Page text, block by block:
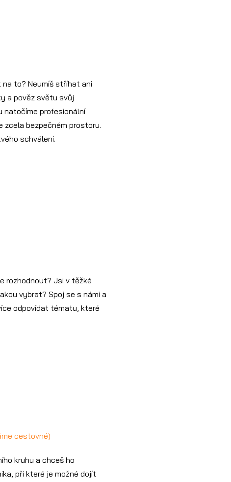
to? Neumíš stříhat ani
a pověz světu svůj
natočíme profesionální
zcela bezpečném prostoru.
schválení.
rozhodnout? Jsi v těžké
vybrat? Spoj se s námi a
odpovídat tématu, které
cestovné)
kruhu a chceš ho
při které je možné dojít